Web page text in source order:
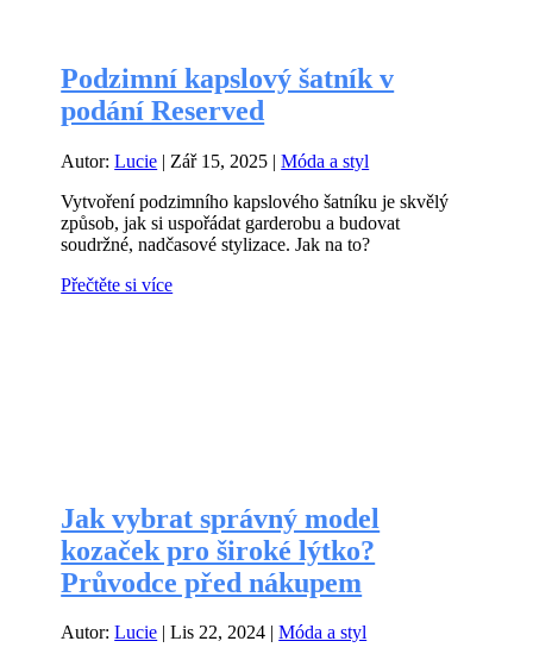
Podzimní kapslový šatník v
podání Reserved
Autor:Lucie | Zář 15, 2025 |Móda a styl
Vytvoření podzimního kapslového šatníku je skvělý
způsob, jak si uspořádat garderobu a budovat
soudržné, nadčasové stylizace. Jak na to?
Přečtěte si více
Jak vybrat správný model
kozaček pro široké lýtko?
Průvodce před nákupem
Autor:Lucie |Lis 22, 2024 |Móda a styl